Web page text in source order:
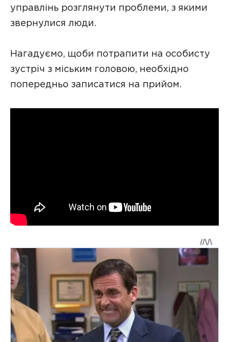
управлінь розглянути проблеми, з якими
звернулися люди.
Нагадуємо, щоби потрапити на особисту
зустріч з міським головою, необхідно
попередньо записатися на прийом.